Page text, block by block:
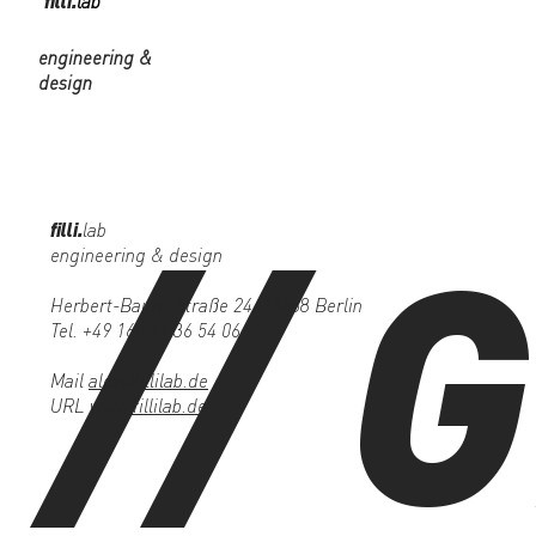
engineering &
design
//
filli.lab
engineering & design
Herbert-Baum-Straße 24, 13088 Berlin
Tel. +49 160 97 36 54 06
Mailalex@fillilab.de
URLwww.fillilab.de